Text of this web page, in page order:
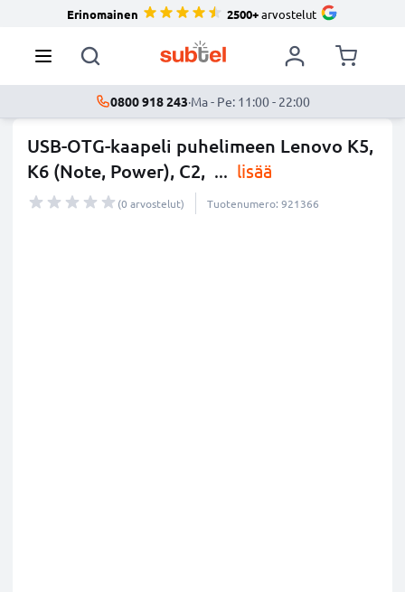
Erinomainen 2500+arvostelut
0800 918 243·Ma - Pe: 11:00 - 22:00
USB-OTG-kaapeli puhelimeen Lenovo K5,
K6 (Note, Power), C2, ... lisää
(0 arvostelut) Tuotenumero: 921366